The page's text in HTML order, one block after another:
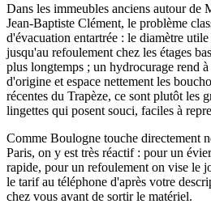
Dans les immeubles anciens autour de
Jean-Baptiste Clément, le problème
d'évacuation entartrée : le diamètre
jusqu'au refoulement chez les étages
plus longtemps ; un hydrocurage rend
d'origine et espace nettement les
récentes du Trapèze, ce sont plutôt les
lingettes qui posent souci, faciles à
Comme Boulogne touche directement
Paris, on y est très réactif : pour un
rapide, pour un refoulement on vise le
le tarif au téléphone d'après votre
chez vous avant de sortir le matériel.